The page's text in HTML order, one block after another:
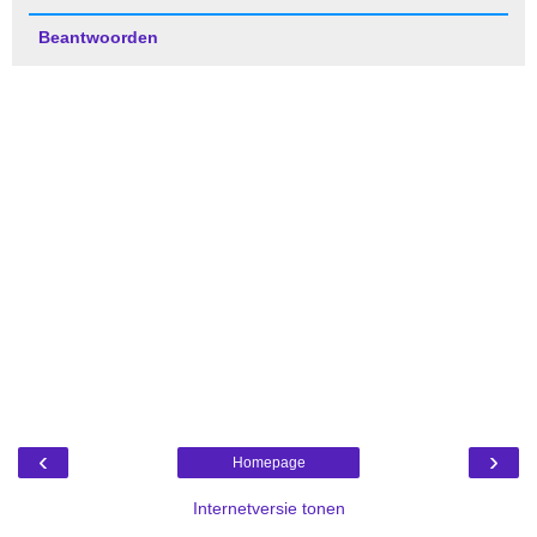
Beantwoorden
‹ ›
Homepage
Internetversie tonen